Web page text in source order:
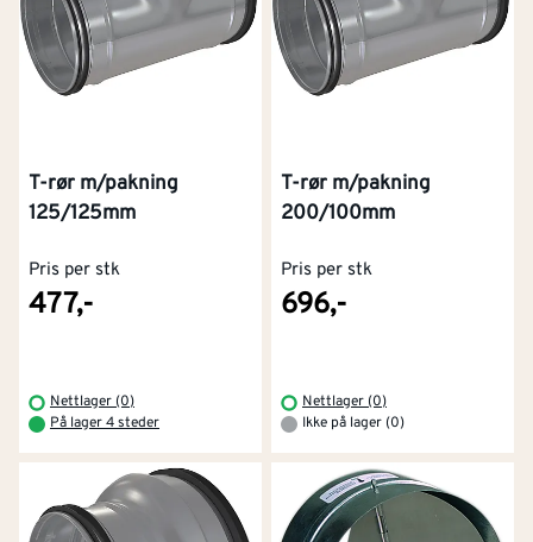
T-rør m/pakning
125/125mm
Pris per stk
477,-
Nettlager (0)
På lager 4 steder
T-rør m/pakning
200/100mm
Pris per stk
696,-
Nettlager (0)
Ikke på lager (0)